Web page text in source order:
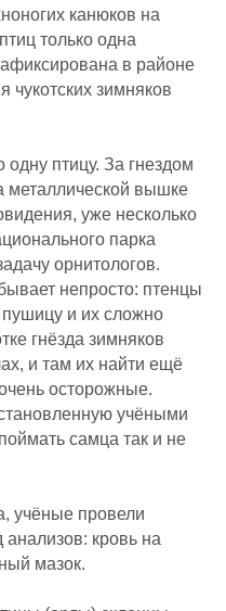
канюков на
только одна
в районе
чукотских зимняков
одну птицу. За гнездом
металлической вышке
уже несколько
парка
орнитологов.
непросто: птенцы
и их сложно
гнёзда зимняков
и там их найти ещё
осторожные.
учёными
самца так и не
учёные провели
кровь на
мазок.